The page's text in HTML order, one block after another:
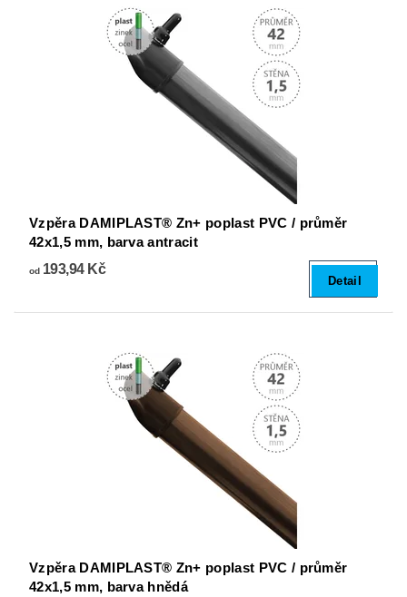
Vzpěra DAMIPLAST® Zn+ poplast PVC / průměr
42x1,5 mm, barva antracit
od193,94 Kč
Detail
Vzpěra DAMIPLAST® Zn+ poplast PVC / průměr
42x1,5 mm, barva hnědá